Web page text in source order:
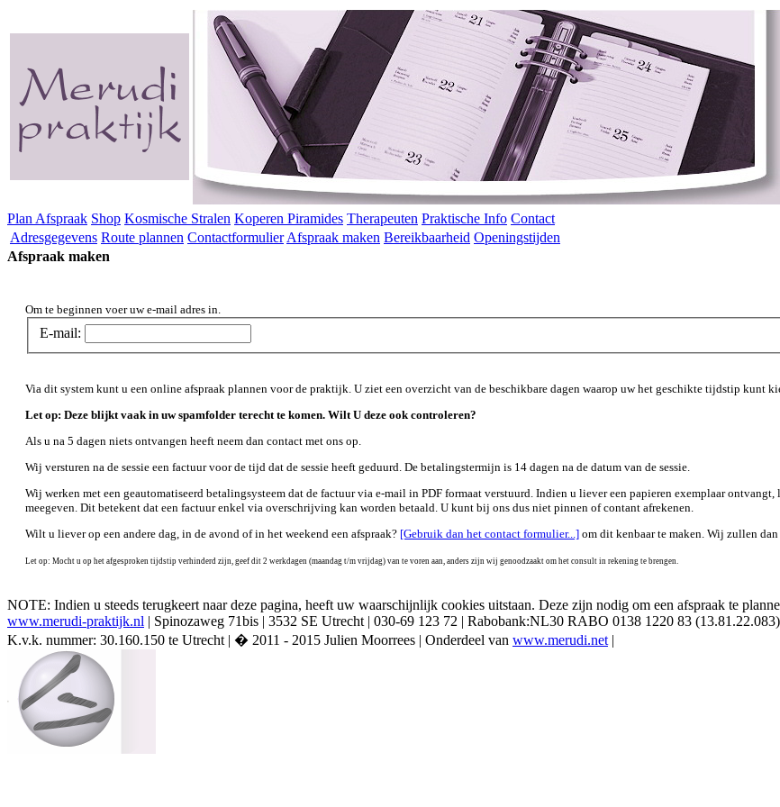
Plan Afspraak Shop Kosmische Stralen Koperen Piramides Therapeuten Praktische Info Contact
Adresgegevens Route plannen Contactformulier Afspraak maken Bereikbaarheid Openingstijden
Afspraak maken
Om te beginnen voer uw e-mail adres in.
E-mail:
Via dit system kunt u een online afspraak plannen voor de praktijk. U ziet een overzicht van de beschikbare dagen waarop uw het geschikte tijdstip kunt
Let op: Deze blijkt vaak in uw spamfolder terecht te komen. Wilt U deze ook controleren?
Als u na 5 dagen niets ontvangen heeft neem dan contact met ons op.
Wij versturen na de sessie een factuur voor de tijd dat de sessie heeft geduurd. De betalingstermijn is 14 dagen na de datum van de sessie.
Wij werken met een geautomatiseerd betalingsysteem dat de factuur via e-mail in PDF formaat verstuurd. Indien u liever een papieren exemplaar
meegeven. Dit betekent dat een factuur enkel via overschrijving kan worden betaald. U kunt bij ons dus niet pinnen of contant afrekenen.
Wilt u liever op een andere dag, in de avond of in het weekend een afspraak? [Gebruik dan het contact formulier...] om dit kenbaar te maken. Wij zullen
Let op: Mocht u op het afgesproken tijdstip verhinderd zijn, geef dit 2 werkdagen (maandag t/m vrijdag) van te voren aan, anders zijn wij genoodzaakt om het consult in rekening te brengen.
NOTE: Indien u steeds terugkeert naar deze pagina, heeft uw waarschijnlijk cookies uitstaan. Deze zijn nodig om een afspraak te
www.merudi-praktijk.nl | Spinozaweg 71bis | 3532 SE Utrecht | 030-69 123 72 | Rabobank:NL30 RABO 0138 1220 83
K.v.k. nummer: 30.160.150 te Utrecht | � 2011 - 2015 Julien Moorrees | Onderdeel van www.merudi.net |